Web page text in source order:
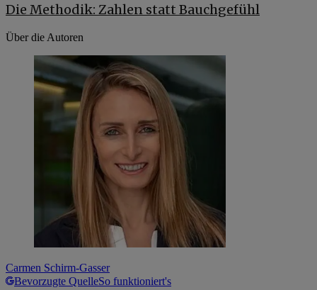
Die Methodik: Zahlen statt Bauchgefühl
Über die Autoren
Carmen Schirm-Gasser
Bevorzugte QuelleSo funktioniert's